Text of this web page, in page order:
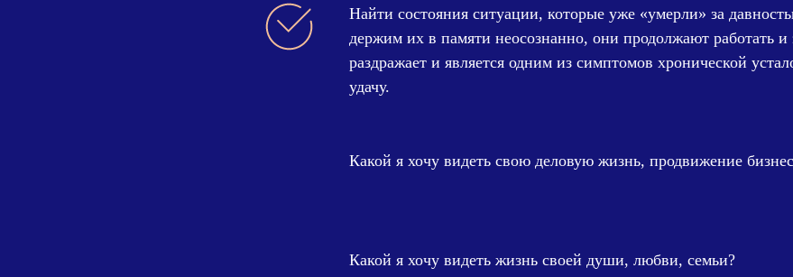
Найти состояния ситуации, которые уже «умерли» за
держим их в памяти неосознанно, они продолжают работать и
раздражает и является одним из симптомов хронической
удачу.
Какой я хочу видеть свою деловую жизнь, продвижение
Какой я хочу видеть жизнь своей души, любви, семьи?